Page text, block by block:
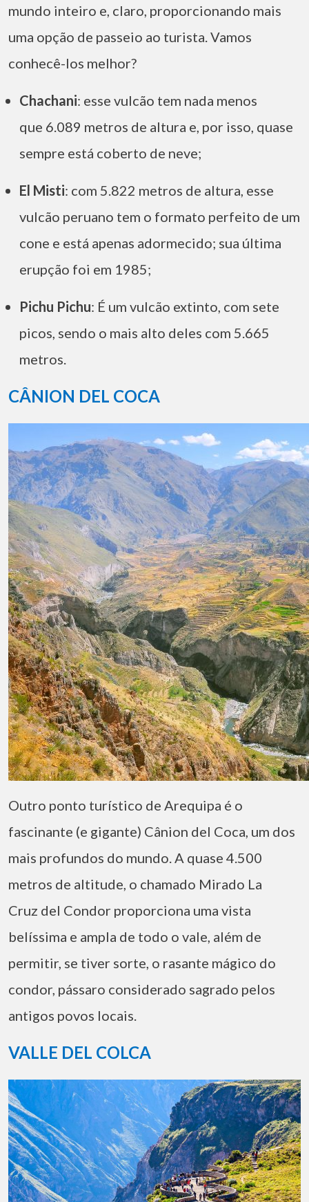
mundo inteiro e, claro, proporcionando mais
uma opção de passeio ao turista. Vamos
conhecê-los melhor?
Chachani: esse vulcão tem nada menos
que 6.089 metros de altura e, por isso, quase
sempre está coberto de neve;
El Misti: com 5.822 metros de altura, esse
vulcão peruano tem o formato perfeito de um
cone e está apenas adormecido; sua última
erupção foi em 1985;
Pichu Pichu: É um vulcão extinto, com sete
picos, sendo o mais alto deles com 5.665
metros.
CÂNION DEL COCA
Outro ponto turístico de Arequipa é o
fascinante (e gigante) Cânion del Coca, um dos
mais profundos do mundo. A quase 4.500
metros de altitude, o chamado Mirado La
Cruz del Condor proporciona uma vista
belíssima e ampla de todo o vale, além de
permitir, se tiver sorte, o rasante mágico do
condor, pássaro considerado sagrado pelos
antigos povos locais.
VALLE DEL COLCA